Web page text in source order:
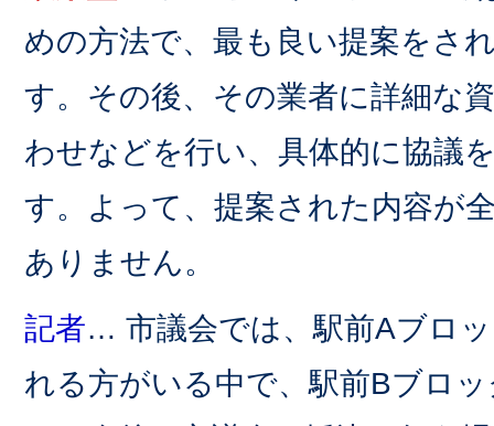
めの方法で、最も良い提案をさ
す。その後、その業者に詳細な
わせなどを行い、具体的に協議
す。よって、提案された内容が
ありません。
記者… 市議会では、駅前Aブロ
れる方がいる中で、駅前Bブロ